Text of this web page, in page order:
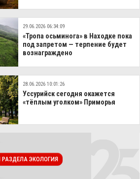
29.06.2026 06:34:09
«Тропа осьминога» в Находке пока
под запретом — терпение будет
вознаграждено
28.06.2026 10:01:26
Уссурийск сегодня окажется
«тёплым уголком» Приморья
РАЗДЕЛА ЭКОЛОГИЯ